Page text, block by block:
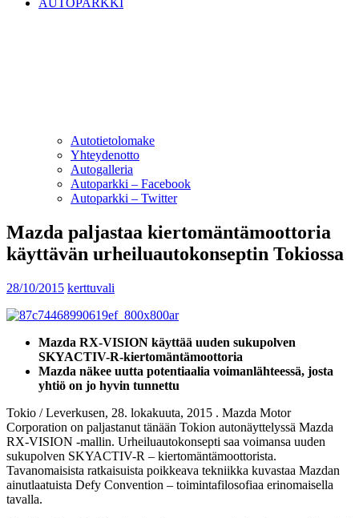
AUTOPARKKI
Autotietolomake
Yhteydenotto
Autogalleria
Autoparkki – Facebook
Autoparkki – Twitter
Mazda paljastaa kiertomäntämoottoria
käyttävän urheiluautokonseptin Tokiossa
28/10/2015 kerttuvali
Mazda RX-VISION käyttää uuden sukupolven
SKYACTIV-R-kiertomäntämoottoria
Mazda näkee uutta potentiaalia voimanlähteessä, josta
yhtiö on jo hyvin tunnettu
Tokio / Leverkusen, 28. lokakuuta, 2015 . Mazda Motor
Corporation on paljastanut tänään Tokion autonäyttelyssä Mazda
RX-VISION -mallin. Urheiluautokonsepti saa voimansa uuden
sukupolven SKYACTIV-R – kiertomäntämoottorista.
Tavanomaisista ratkaisuista poikkeava tekniikka kuvastaa Mazdan
ainutlaatuista Defy Convention – toimintafilosofiaa erinomaisella
tavalla.